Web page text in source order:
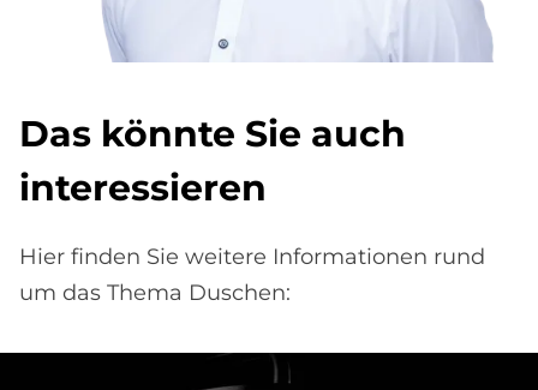
Das könnte Sie auch
interessieren
Hier finden Sie weitere Informationen rund
um das Thema Duschen: